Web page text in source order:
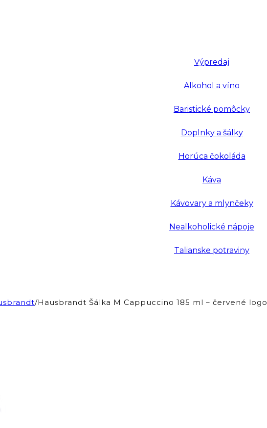
Výpredaj
Alkohol a víno
Baristické pomôcky
Doplnky a šálky
Horúca čokoláda
Káva
Kávovary a mlynčeky
Nealkoholické nápoje
Talianske potraviny
/Hausbrandt Šálka M Cappuccino 185 ml – červené logo